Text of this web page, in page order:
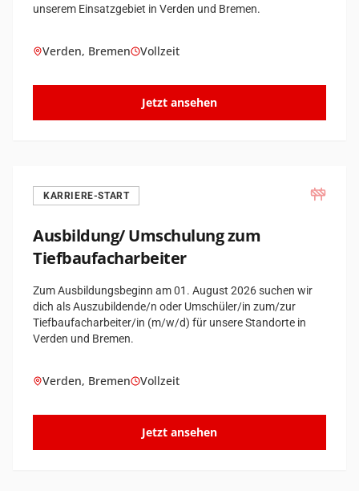
unserem Einsatzgebiet in Verden und Bremen.
Verden, Bremen Vollzeit
Jetzt ansehen
KARRIERE-START
Ausbildung/ Umschulung zum
Tiefbaufach­arbeiter
Zum Ausbildungsbeginn am 01. August 2026 suchen wir
dich als Auszubildende/n oder Umschüler/in zum/zur
Tiefbaufacharbeiter/in (m/w/d) für unsere Standorte in
Verden und Bremen.
Verden, Bremen Vollzeit
Jetzt ansehen